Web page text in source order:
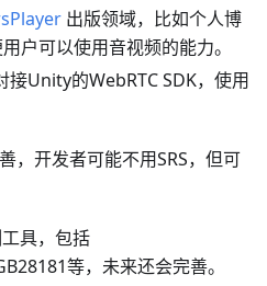
出版领域，比如个人博
户可以使用音视频的能力。
接Unity的WebRTC SDK，使用
，开发者可能不用SRS，但可
具，包括
等，未来还会完善。